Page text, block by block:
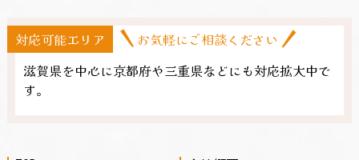
対応可能エリア
お気軽にご相談ください
滋賀県を中心に京都府や三重県​などにも対応拡大中で
す。